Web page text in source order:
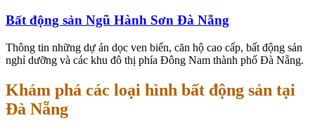
Bất động sản Ngũ Hành Sơn Đà Nẵng
Thông tin những dự án dọc ven biển, căn hộ cao cấp, bất động sản
nghỉ dưỡng và các khu đô thị phía Đông Nam thành phố Đà Nẵng.
Khám phá các loại hình bất động sản tại
Đà Nẵng